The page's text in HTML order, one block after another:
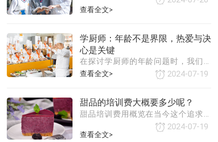
我们要明确的是，学习厨师并没有严
厨师。关键在于个人的兴趣、热情以
及投入的时间和努力。对于青少年来
说，学习厨师可能是
展现出了其独特的价值和作用。以下
机构对厨师专业技能与知识的官方认
证。持有厨师证意味着个人的烹饪技
艺、食品安全知识、营养搭配能力等
得到了专业认可，是厨师专业能力的
是求职者脱颖而出的关键。它不仅能
帮助厨师
查看全文>
学厨师：年龄不是界限，热爱与决
心是关键
在探讨学厨师的年龄问题时，我们首
先要明确一个核心观点：年龄并不是
行的中年人，甚至是追求生活乐趣的
老年人，只要对烹饪充满热情，愿意
投入时间和精力去学习和实践，都有
可能成为一名优秀的厨师。一、年龄
2024-07-19
查看全文>
甜品的培训费大概要多少呢？
甜品培训费用概览在当今这个追求美
食与创意的时代，甜品作为餐饮文化
中的重要组成部分，其精致的外观、
2024-07-19
查看全文>